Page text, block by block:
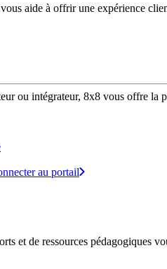
aide à offrir une expérience
ou intégrateur, 8x8 vous offre
au portail
et de ressources pédagogiques